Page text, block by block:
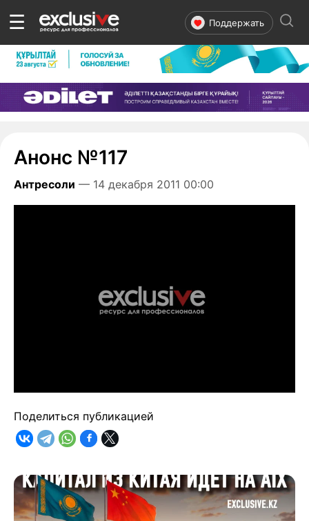
☰ Поддержать
Анонс №117
Антресоли — 14 декабря 2011 00:00
Поделиться публикацией